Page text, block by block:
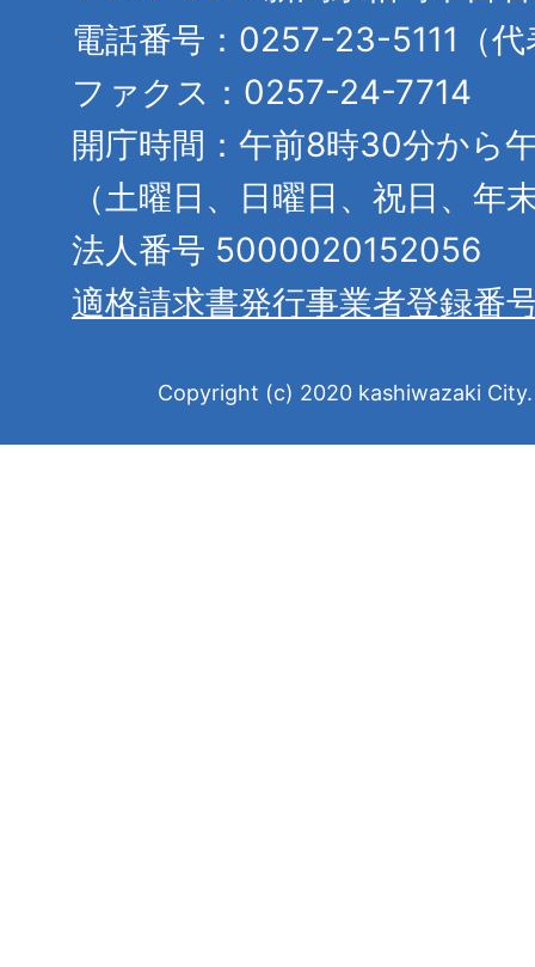
電話番号：0257-23-5111（代
ファクス：0257-24-7714
開庁時間：午前8時30分から
（土曜日、日曜日、祝日、年
法人番号 5000020152056
適格請求書発行事業者登録番
Copyright (c) 2020 kashiwazaki